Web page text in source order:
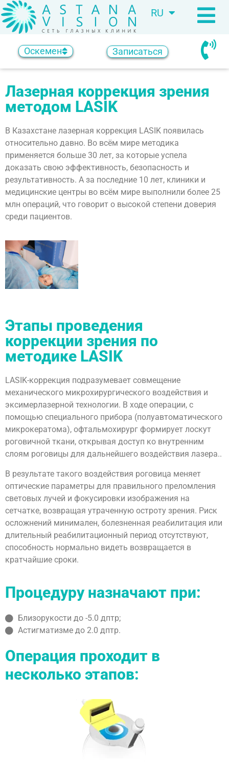
RU
KZ
Оскемен Записаться
Лазерная коррекция зрения
методом LASIK
В Казахстане лазерная коррекция LASIK появилась
относительно давно. Во всём мире методика
применяется больше 30 лет, за которые успела
доказать свою эффективность, безопасность и
результативность. А за последние 10 лет, клиники и
медицинские центры во всём мире выполнили более 25
млн операций, что говорит о высокой степени доверия
среди пациентов.
Этапы проведения
коррекции зрения по
методике LASIK
LASIK-коррекция подразумевает совмещение
механического микрохирургического воздействия и
эксимерлазерной технологии. В ходе операции, с
помощью специального прибора (полуавтоматического
микрокератома), офтальмохирург формирует лоскут
роговичной ткани, открывая доступ ко внутренним
слоям роговицы для дальнейшего воздействия лазера..
В результате такого воздействия роговица меняет
оптические параметры для правильного преломления
световых лучей и фокусировки изображения на
сетчатке, возвращая утраченную остроту зрения. Риск
осложнений минимален, болезненная реабилитация или
длительный реабилитационный период отсутствуют,
способность нормально видеть возвращается в
кратчайшие сроки.
Процедуру назначают при:
Близорукости до -5.0 дптр;
Астигматизме до 2.0 дптр.
Операция проходит в
несколько этапов: